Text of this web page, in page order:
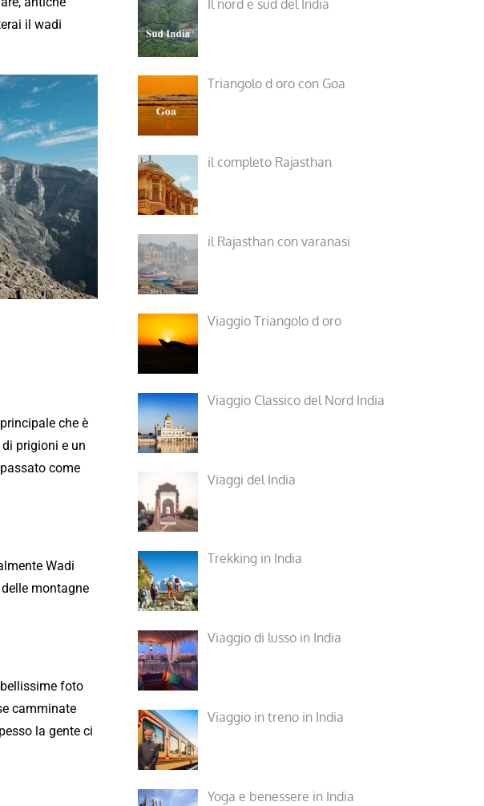
il wadi
principale che è
prigioni e un
come
Wadi
montagne
foto
camminate
la gente ci
Il nord e sud del India
Triangolo d oro con Goa
il completo Rajasthan
il Rajasthan con varanasi
Viaggio Triangolo d oro
Viaggio Classico del Nord India
Viaggi del India
Trekking in India
Viaggio di lusso in India
Viaggio in treno in India
Yoga e benessere in India